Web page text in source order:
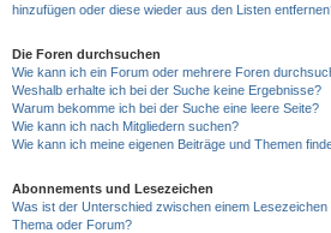
hinzufügen oder diese wieder aus den Listen
Die Foren durchsuchen
Wie kann ich ein Forum oder mehrere Foren
Weshalb erhalte ich bei der Suche keine Ergebnisse?
Warum bekomme ich bei der Suche eine leere Seite?
Wie kann ich nach Mitgliedern suchen?
Wie kann ich meine eigenen Beiträge und Themen
Abonnements und Lesezeichen
Was ist der Unterschied zwischen einem Lesezeichen
Thema oder Forum?